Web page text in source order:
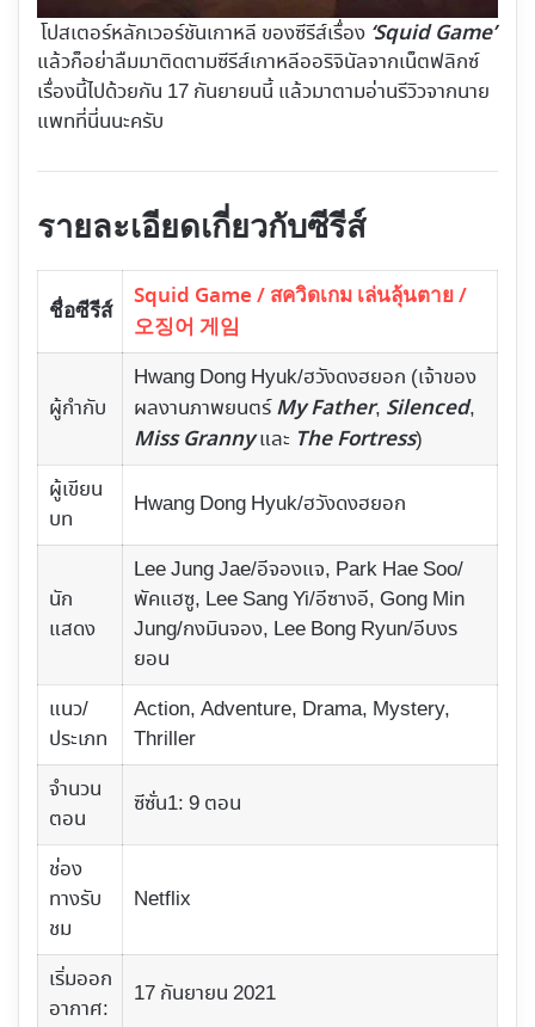
โปสเตอร์หลักเวอร์ชันเกาหลี ของซีรีส์เรื่อง ‘Squid Game’
แล้วก็อย่าลืมมาติดตามซีรีส์เกาหลีออริจินัลจากเน็ตฟลิกซ์
เรื่องนี้ไปด้วยกัน 17 กันยายนนี้ แล้วมาตามอ่านรีวิวจากนาย
แพทที่นี่นนะครับ
รายละเอียดเกี่ยวกับซีรีส์
ชื่อซีรีส์
Squid Game / สควิดเกม เล่นลุ้นตาย /
오징어 게임
ผู้กำกับ
Hwang Dong Hyuk/ฮวังดงฮยอก (เจ้าของ
ผลงานภาพยนตร์My Father, Silenced,
Miss Grannyและ The Fortress)
ผู้เขียน
บท
Hwang Dong Hyuk/ฮวังดงฮยอก
นัก
แสดง
Lee Jung Jae/อีจองแจ, Park Hae Soo/
พัคแฮซู, Lee Sang Yi/อีซางอี, Gong Min
Jung/กงมินจอง, Lee Bong Ryun/อีบงร
ยอน
แนว/
ประเภท
Action, Adventure, Drama, Mystery,
Thriller
จำนวน
ตอน
ซีซั่น1: 9 ตอน
ช่อง
ทางรับ
ชม
Netflix
เริ่มออก
อากาศ:
17 กันยายน 2021